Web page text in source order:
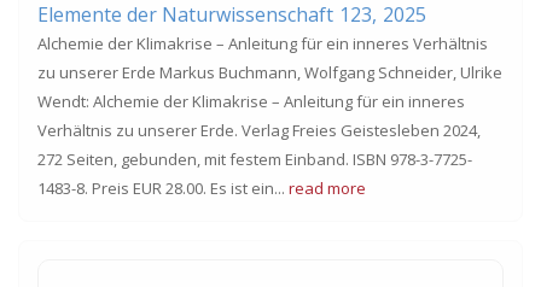
Elemente der Naturwissenschaft 123, 2025
Alchemie der Klimakrise – Anleitung für ein inneres Verhältnis
zu unserer Erde Markus Buchmann, Wolfgang Schneider, Ulrike
Wendt: Alchemie der Klimakrise – Anleitung für ein inneres
Verhältnis zu unserer Erde. Verlag Freies Geistesleben 2024,
272 Seiten, gebunden, mit festem Einband. ISBN 978-3-7725-
1483-8. Preis EUR 28.00. Es ist ein... read more